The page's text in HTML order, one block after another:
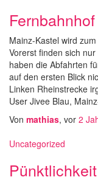
Mainz-Kastel wird
Vorerst finden sich
haben die Abfahrten
auf den ersten Blick
Linken Rheinstrecke
User Jivee Blau,
Von mathias, vor 2
Uncategorized